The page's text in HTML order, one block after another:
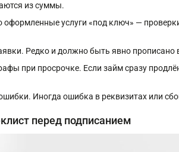
из суммы.
услуги «под ключ» —
Редко и должно быть явно прописано
при просрочке. Если займ сразу
Иногда ошибка в реквизитах или
перед подписанием